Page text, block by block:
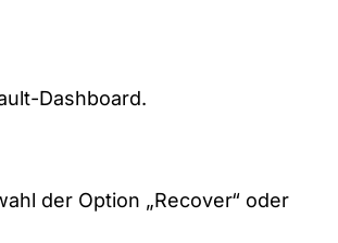
Dashboard.
der Option „Recover“ oder